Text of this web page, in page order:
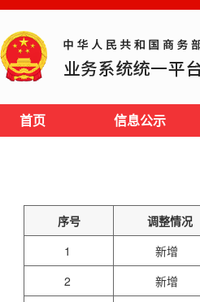
首页 信息公示
序号 调整情况
1
新增
2
新增